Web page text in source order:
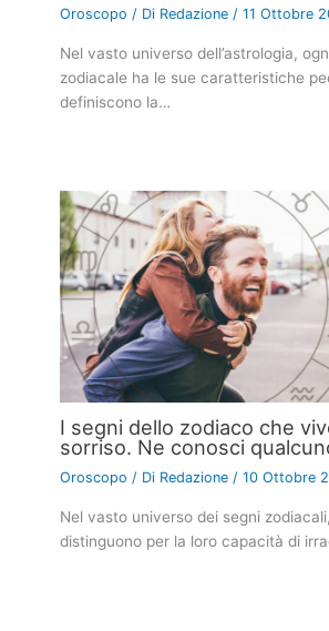
Oroscopo / Di Redazione/11 Ottobre
Nel vasto universo dell’astrologia,
zodiacale ha le sue caratteristiche
definiscono la…
I segni dello zodiaco che
sorriso. Ne conosci
Oroscopo / Di Redazione/10 Ottobre
Nel vasto universo dei segni
distinguono per la loro capacità di